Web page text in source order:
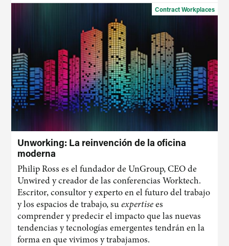
Unworking: La reinvención de la oficina
moderna
Philip Ross es el fundador de UnGroup, CEO de
Unwired y creador de las conferencias Worktech.
Escritor, consultor y experto en el futuro del trabajo
y los espacios de trabajo, suexpertisees
comprender y predecir el impacto que las nuevas
tendencias y tecnologías emergentes tendrán en la
forma en que vivimos y trabajamos.
Contract Workplaces